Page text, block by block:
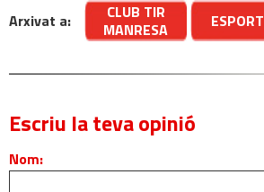
Arxivat a:
CLUB TIR
MANRESA
Escriu la teva opinió
Nom: